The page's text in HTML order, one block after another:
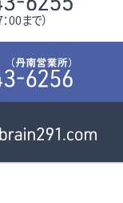
00まで）